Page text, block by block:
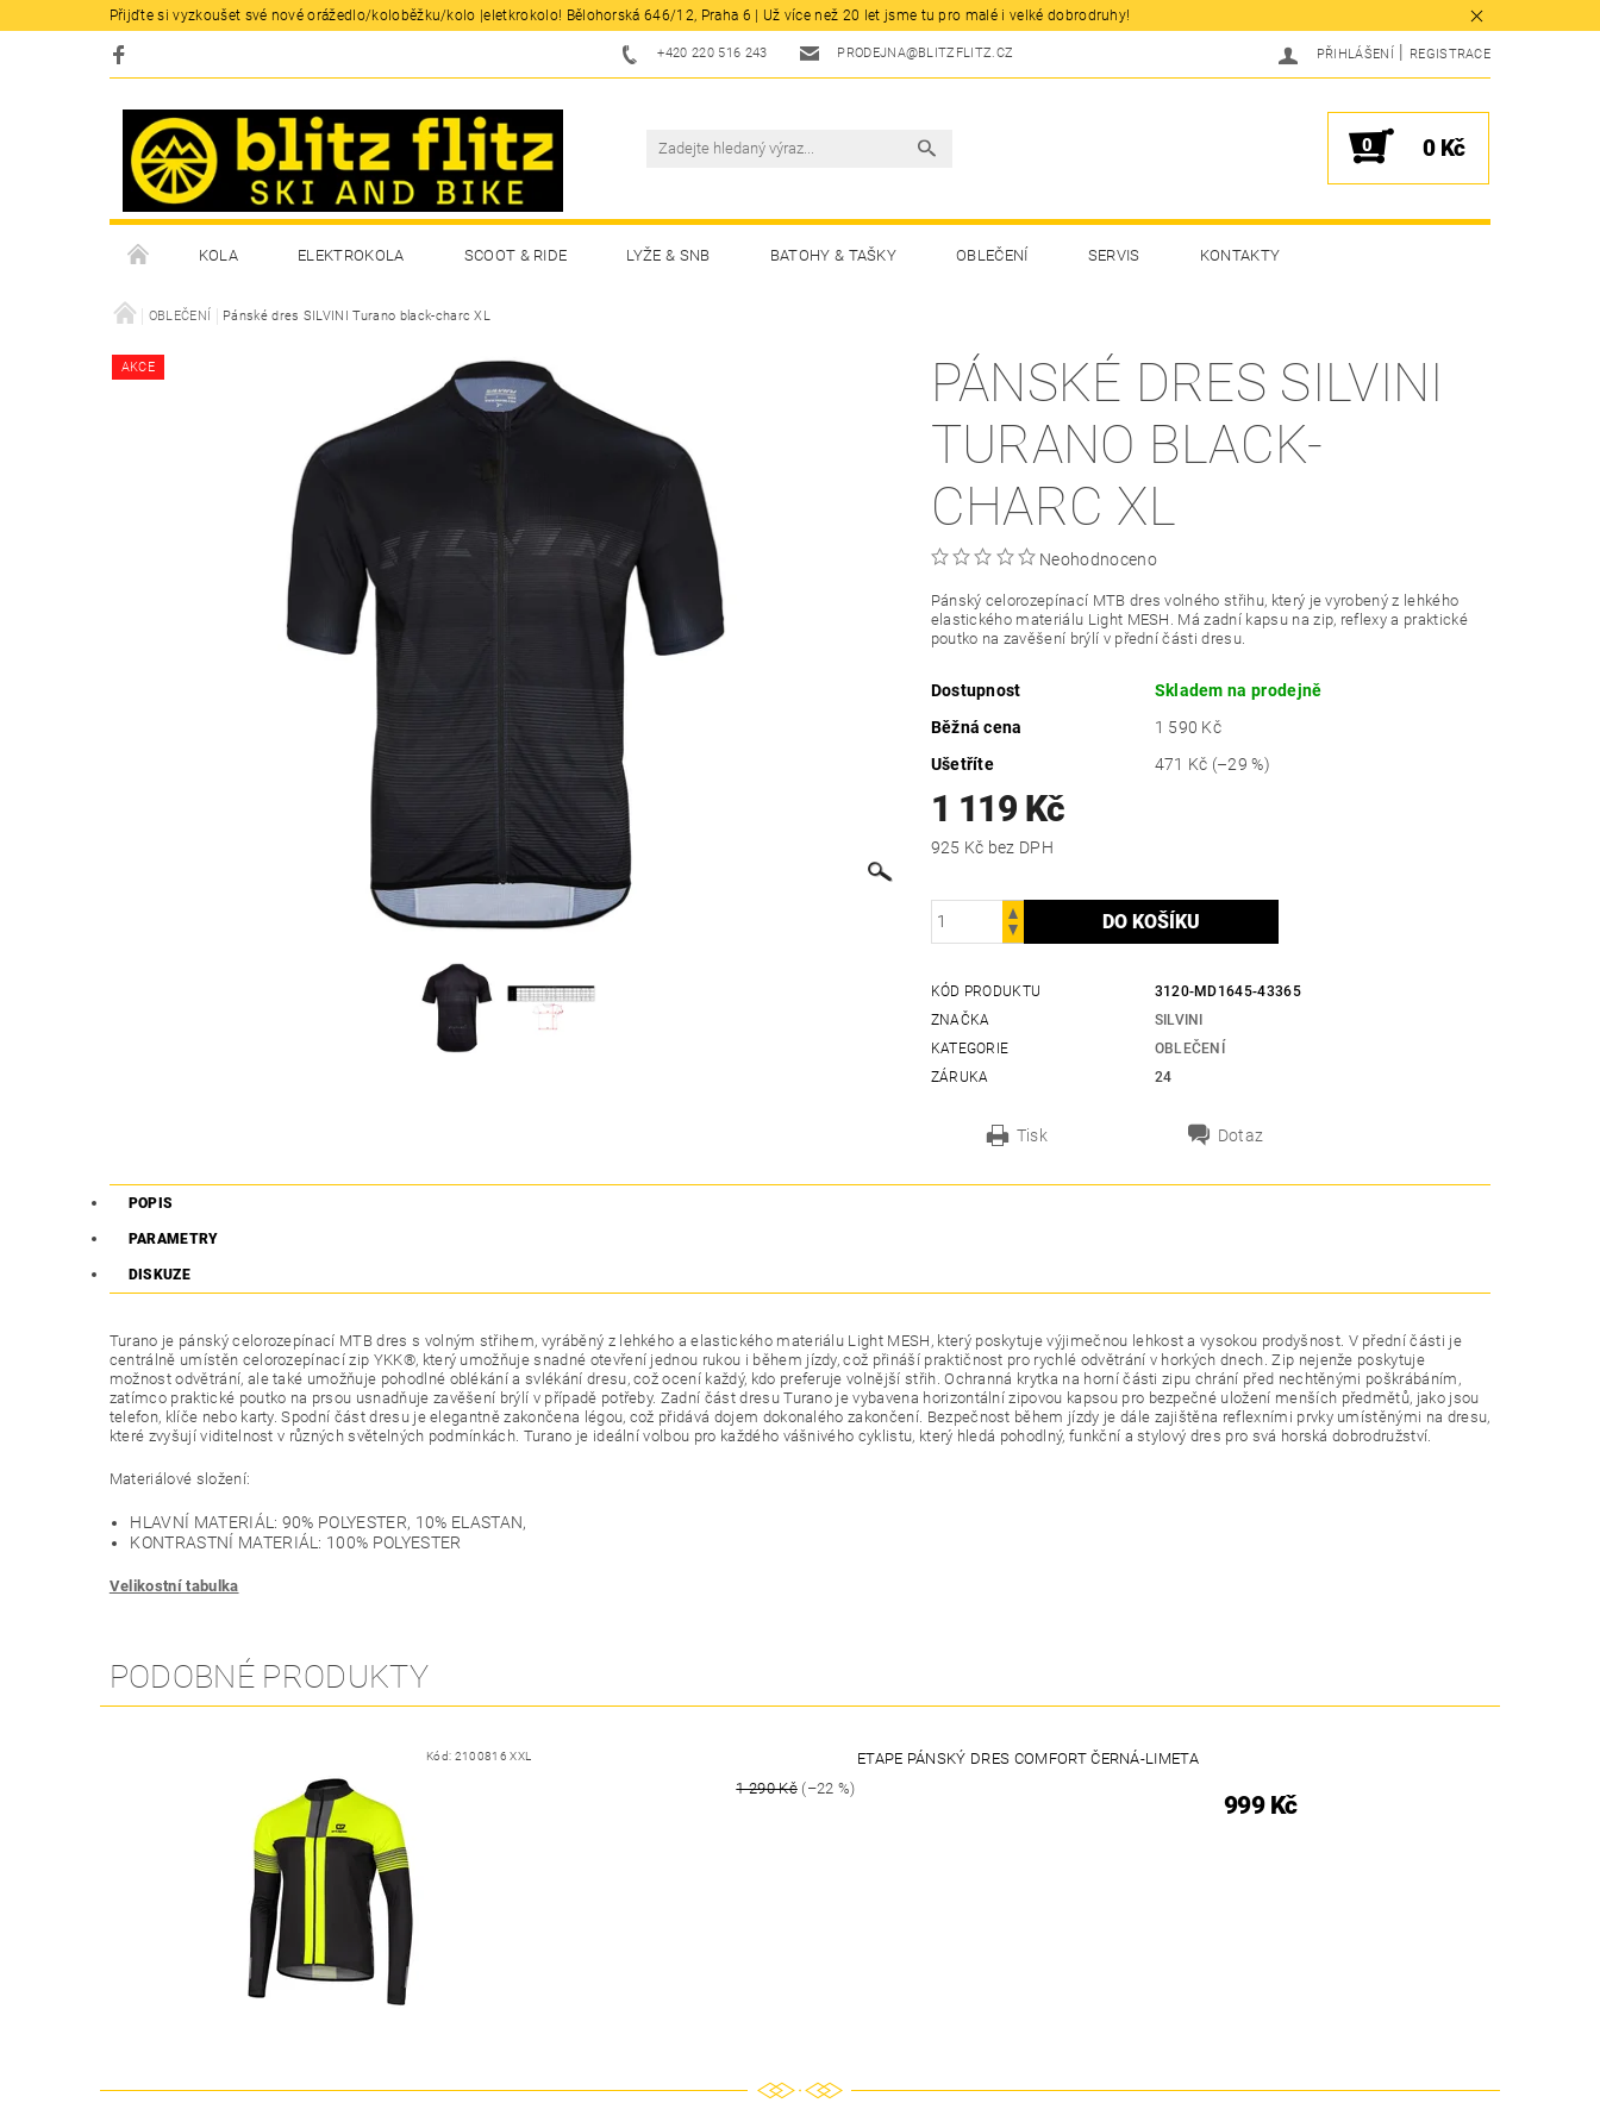
Přijďte si vyzkoušet své nové orážedlo/koloběžku/kolo |eletkrokolo! Bělohorská 646/12, Praha 6 | Už více než 20 let jsme tu pro malé i velké dobrodruhy!
+420 220 516 243 PRODEJNA@BLITZFLITZ.CZ PŘIHLÁŠENÍ REGISTRACE
0 0 Kč
KOLA ELEKTROKOLA SCOOT & RIDE LYŽE & SNB BATOHY & TAŠKY OBLEČENÍ SERVIS KONTAKTY
OBLEČENÍ Pánské dres SILVINI Turano black-charc XL
AKCE
PÁNSKÉ DRES SILVINI
TURANO BLACK-
CHARC XL
Neohodnoceno
Pánský celorozepínací MTB dres volného střihu, který je vyrobený z lehkého
elastického materiálu Light MESH. Má zadní kapsu na zip, reflexy a praktické
poutko na zavěšení brýlí v přední části dresu.
Dostupnost
Skladem na prodejně
Běžná cena
1 590 Kč
Ušetříte
471 Kč (–29 %)
1 119 Kč
925 Kč bez DPH
KÓD PRODUKTU
3120-MD1645-43365
ZNAČKA
SILVINI
KATEGORIE
OBLEČENÍ
ZÁRUKA
24
Tisk Dotaz
POPIS
PARAMETRY
DISKUZE
Turano je pánský celorozepínací MTB dres s volným střihem, vyráběný z lehkého a elastického materiálu Light MESH, který poskytuje výjimečnou lehkost a vysokou prodyšnost. V přední části je
centrálně umístěn celorozepínací zip YKK®, který umožňuje snadné otevření jednou rukou i během jízdy, což přináší praktičnost pro rychlé odvětrání v horkých dnech. Zip nejenže poskytuje
možnost odvětrání, ale také umožňuje pohodlné oblékání a svlékání dresu, což ocení každý, kdo preferuje volnější střih. Ochranná krytka na horní části zipu chrání před nechtěnými poškrábáním,
zatímco praktické poutko na prsou usnadňuje zavěšení brýlí v případě potřeby. Zadní část dresu Turano je vybavena horizontální zipovou kapsou pro bezpečné uložení menších předmětů, jako jsou
telefon, klíče nebo karty. Spodní část dresu je elegantně zakončena légou, což přidává dojem dokonalého zakončení. Bezpečnost během jízdy je dále zajištěna reflexními prvky umístěnými na dresu,
které zvyšují viditelnost v různých světelných podmínkách. Turano je ideální volbou pro každého vášnivého cyklistu, který hledá pohodlný, funkční a stylový dres pro svá horská dobrodružství.
Materiálové složení:
HLAVNÍ MATERIÁL: 90% POLYESTER, 10% ELASTAN,
KONTRASTNÍ MATERIÁL: 100% POLYESTER
Velikostní tabulka
PODOBNÉ PRODUKTY
Kód: 2100816 XXL
ETAPE PÁNSKÝ DRES COMFORT ČERNÁ-LIMETA
1 290 Kč(–22 %)
999 Kč